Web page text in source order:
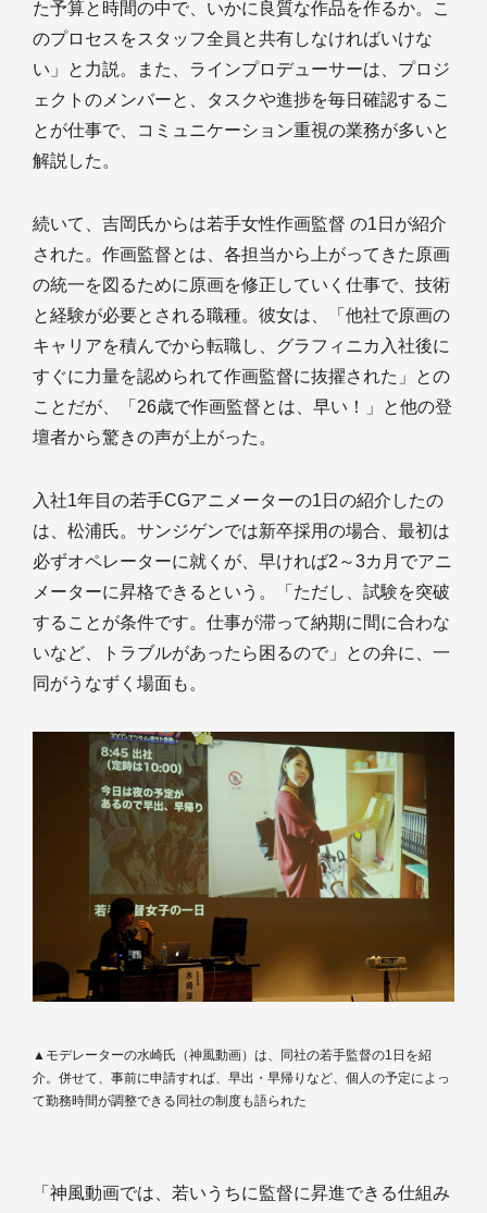
た予算と時間の中で、いかに良質な作品を作るか。こ
のプロセスをスタッフ全員と共有しなければいけな
い」と力説。また、ラインプロデューサーは、プロジ
ェクトのメンバーと、タスクや進捗を毎日確認するこ
とが仕事で、コミュニケーション重視の業務が多いと
解説した。
続いて、吉岡氏からは若手女性作画監督 の1日が紹介
された。作画監督とは、各担当から上がってきた原画
の統一を図るために原画を修正していく仕事で、技術
と経験が必要とされる職種。彼女は、「他社で原画の
キャリアを積んでから転職し、グラフィニカ入社後に
すぐに力量を認められて作画監督に抜擢された」との
ことだが、「26歳で作画監督とは、早い！」と他の登
壇者から驚きの声が上がった。
入社1年目の若手CGアニメーターの1日の紹介したの
は、松浦氏。サンジゲンでは新卒採用の場合、最初は
必ずオペレーターに就くが、早ければ2～3カ月でアニ
メーターに昇格できるという。「ただし、試験を突破
することが条件です。仕事が滞って納期に間に合わな
いなど、トラブルがあったら困るので」との弁に、一
同がうなずく場面も。
▲モデレーターの水崎氏（神風動画）は、同社の若手監督の1日を紹
介。併せて、事前に申請すれば、早出・早帰りなど、個人の予定によっ
て勤務時間が調整できる同社の制度も語られた
「神風動画では、若いうちに監督に昇進できる仕組み